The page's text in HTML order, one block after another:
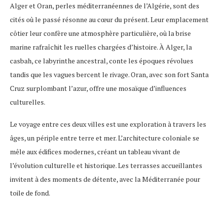
Alger et Oran, perles méditerranéennes de l’Algérie, sont des
cités où le passé résonne au cœur du présent. Leur emplacement
côtier leur confère une atmosphère particulière, où la brise
marine rafraîchit les ruelles chargées d’histoire. À Alger, la
casbah, ce labyrinthe ancestral, conte les époques révolues
tandis que les vagues bercent le rivage. Oran, avec son fort Santa
Cruz surplombant l’azur, offre une mosaïque d’influences
culturelles.
Le voyage entre ces deux villes est une exploration à travers les
âges, un périple entre terre et mer. L’architecture coloniale se
mêle aux édifices modernes, créant un tableau vivant de
l’évolution culturelle et historique. Les terrasses accueillantes
invitent à des moments de détente, avec la Méditerranée pour
toile de fond.